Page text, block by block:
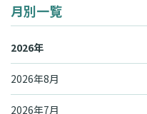
月別一覧
2026年
2026年8月
2026年7月